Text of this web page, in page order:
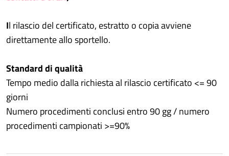
Il rilascio del certificato, estratto o copia avviene
direttamente allo sportello.
Standard di qualità
Tempo medio dalla richiesta al rilascio certificato <= 90
giorni
Numero procedimenti conclusi entro 90 gg / numero
procedimenti campionati >=90%